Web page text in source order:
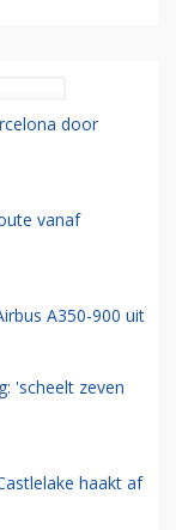
door
vanaf
A350-900 uit
'scheelt zeven
haakt af